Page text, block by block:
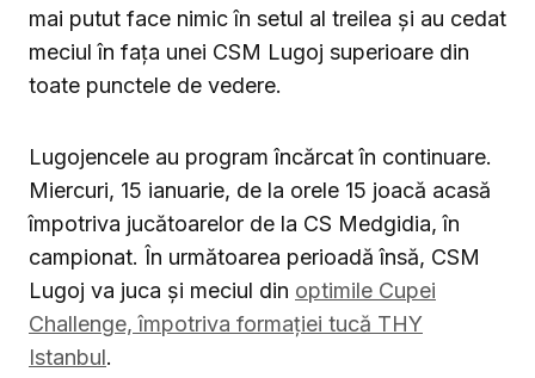
mai putut face nimic în setul al treilea și au cedat
meciul în fața unei CSM Lugoj superioare din
toate punctele de vedere.
Lugojencele au program încărcat în continuare.
Miercuri, 15 ianuarie, de la orele 15 joacă acasă
împotriva jucătoarelor de la CS Medgidia, în
campionat. În următoarea perioadă însă, CSM
Lugoj va juca și meciul din optimile Cupei
Challenge, împotriva formației tucă THY
Istanbul.